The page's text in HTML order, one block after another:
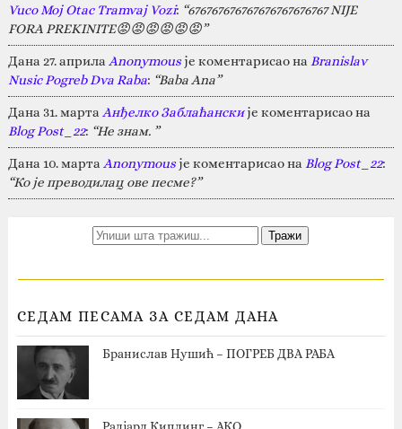
Vuco Moj Otac Tramvaj Vozi: “676767676767676767676767 NIJE
FORA PREKINITE😡😡😡😡😡😡”
Дана 27. априла Anonymousје коментарисао на Branislav
Nusic Pogreb Dva Raba: “Baba Ana”
Дана 31. марта Анђелко Заблаћанскије коментарисао на
Blog Post_22: “Не знам. ”
Дана 10. марта Anonymousје коментарисао на Blog Post_22:
“Ко је преводилац ове песме?”
СЕДАМ ПЕСАМА ЗА СЕДАМ ДАНА
Бранислав Нушић – ПОГРЕБ ДВА РАБА